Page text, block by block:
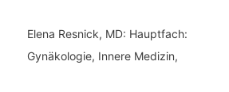
Elena Resnick, MD: Hauptfach:
Gynäkologie, Innere Medizin,